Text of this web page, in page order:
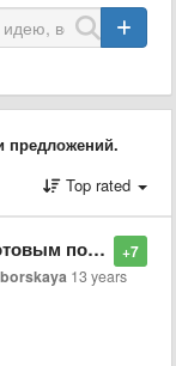
Top rated
+7
свой ник/название профессии
13 years